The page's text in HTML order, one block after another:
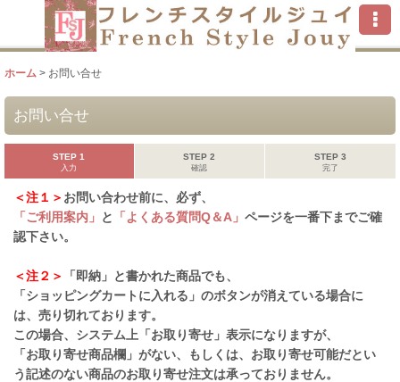
ホーム > お問い合せ
お問い合せ
STEP 1
入力
STEP 2
確認
STEP 3
完了
＜注１＞ お問い合わせ前に、必ず、
「ご利用案内」 と 「よくある質問Q＆A」 ページを一番下までご確
認下さい。
＜注２＞
「即納」と書かれた商品でも、
「ショッピングカートに入れる」のボタンが消えている場合に
は、売り切れております。
この場合、システム上「お取り寄せ」表示になりますが、
「お取り寄せ商品欄」がない、もしくは、お取り寄せ可能だとい
う記述のない商品のお取り寄せ注文は承っておりません。